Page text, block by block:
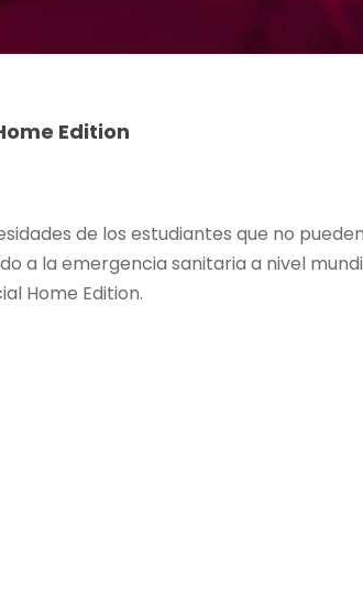
Edition
de los estudiantes que no
a la emergencia sanitaria a nivel
Home Edition.